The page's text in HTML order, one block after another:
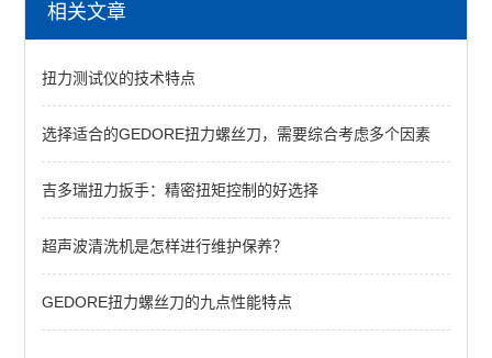
德国线路板切割机
cab分板机
查看全部 >>
相关文章
扭力测试仪的技术特点
选择适合的GEDORE扭力螺丝刀，需要综合考虑多个因素
吉多瑞扭力扳手：精密扭矩控制的好选择
超声波清洗机是怎样进行维护保养？
GEDORE扭力螺丝刀的九点性能特点